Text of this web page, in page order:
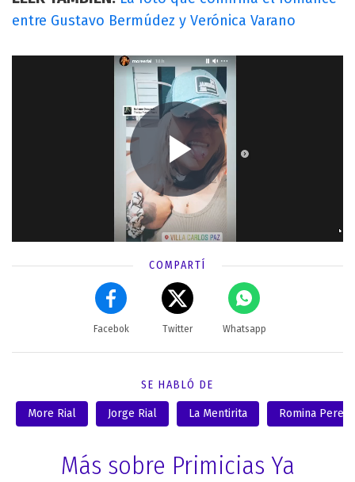
entre Gustavo Bermúdez y Verónica Varano
COMPARTÍ
Facebok Twitter Whatsapp
SE HABLÓ DE
More Rial Jorge Rial La Mentirita Romina
Más sobre Primicias Ya